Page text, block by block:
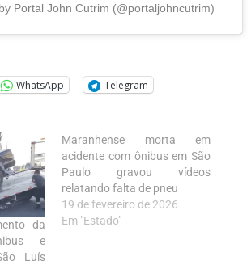
Portal John Cutrim (@portaljohncutrim)
WhatsApp Telegram
da
e
Luís
Maranhense morta em
acidente com ônibus em São
Paulo gravou vídeos
relatando falta de pneu
19 de fevereiro de 2026
Em "Estado"